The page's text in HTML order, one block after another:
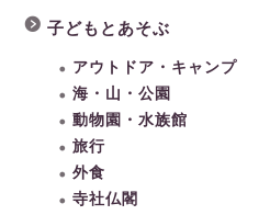
子どもとあそぶ
アウトドア・キャンプ
海・山・公園
動物園・水族館
旅行
外食
寺社仏閣